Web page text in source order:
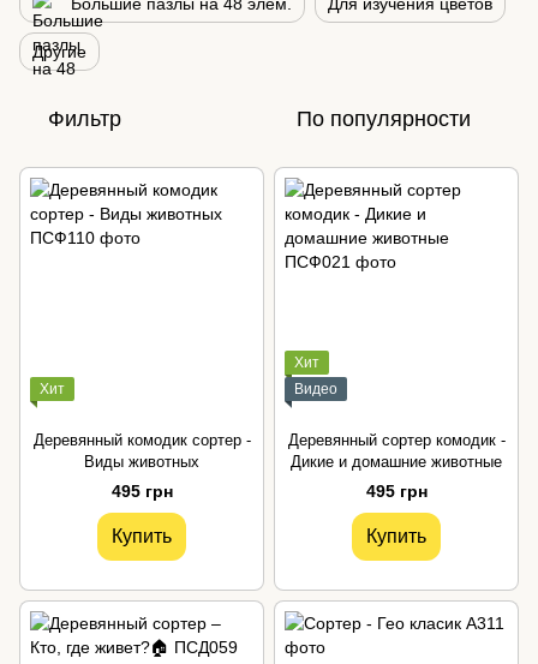
Другие
Фильтр По популярности
Хит
Деревянный комодик сортер -
Виды животных
495 грн
Купить
Хит
Видео
Деревянный сортер комодик -
Дикие и домашние животные
495 грн
Купить